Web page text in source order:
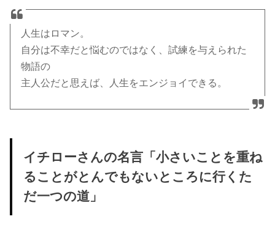
人生はロマン。
自分は不幸だと悩むのではなく、試練を与えられた
物語の
主人公だと思えば、人生をエンジョイできる。
イチローさんの名言「小さいことを重ね
ることがとんでもないところに行くた
だ一つの道」